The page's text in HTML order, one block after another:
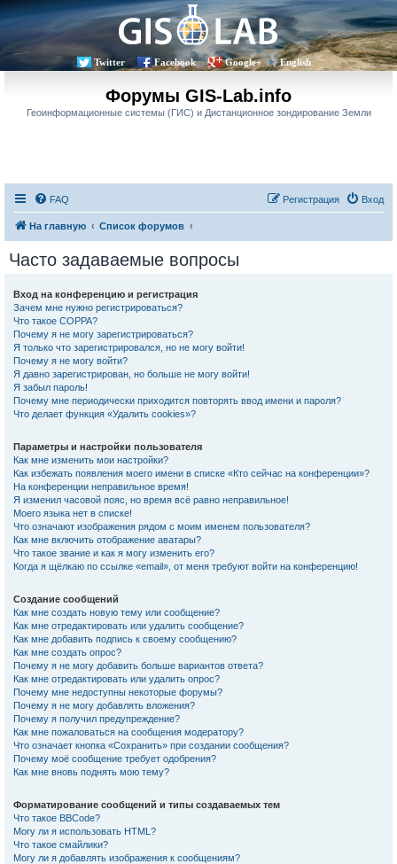
Twitter Facebook Google+ English
Форумы GIS-Lab.info
Геоинформационные системы (ГИС) и Дистанционное зондирование Земли
FAQ Вход
Регистрация
На главную Список форумов
Часто задаваемые вопросы
Вход на конференцию и регистрация
Зачем мне нужно регистрироваться?
Что такое COPPA?
Почему я не могу зарегистрироваться?
Я только что зарегистрировался, но не могу войти!
Почему я не могу войти?
Я давно зарегистрирован, но больше не могу войти!
Я забыл пароль!
Почему мне периодически приходится повторять ввод имени и пароля?
Что делает функция «Удалить cookies»?
Параметры и настройки пользователя
Как мне изменить мои настройки?
Как избежать появления моего имени в списке «Кто сейчас на конференции»?
На конференции неправильное время!
Я изменил часовой пояс, но время всё равно неправильное!
Моего языка нет в списке!
Что означают изображения рядом с моим именем пользователя?
Как мне включить отображение аватары?
Что такое звание и как я могу изменить его?
Когда я щёлкаю по ссылке «email», от меня требуют войти на конференцию!
Создание сообщений
Как мне создать новую тему или сообщение?
Как мне отредактировать или удалить сообщение?
Как мне добавить подпись к своему сообщению?
Как мне создать опрос?
Почему я не могу добавить больше вариантов ответа?
Как мне отредактировать или удалить опрос?
Почему мне недоступны некоторые форумы?
Почему я не могу добавлять вложения?
Почему я получил предупреждение?
Как мне пожаловаться на сообщения модератору?
Что означает кнопка «Сохранить» при создании сообщения?
Почему моё сообщение требует одобрения?
Как мне вновь поднять мою тему?
Форматирование сообщений и типы создаваемых тем
Что такое BBCode?
Могу ли я использовать HTML?
Что такое смайлики?
Могу ли я добавлять изображения к сообщениям?